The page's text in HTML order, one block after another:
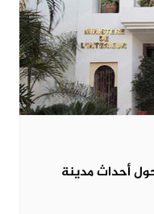
حول أحداث مدينة